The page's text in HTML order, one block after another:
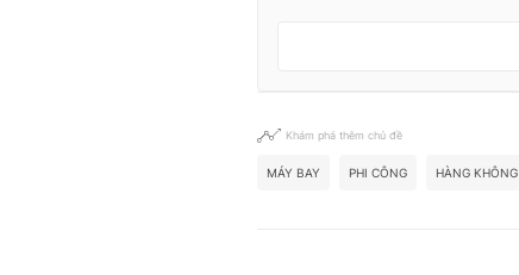
Khám phá thêm chủ đề
MÁY BAY PHI CÔNG HÀNG KHÔNG